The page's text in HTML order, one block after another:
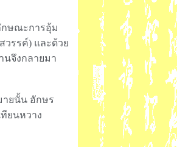
ษณะการอุ้ม
รรค์) และด้วย
นจึงกลายมา
ายนั้น อักษร
ยนหวาง